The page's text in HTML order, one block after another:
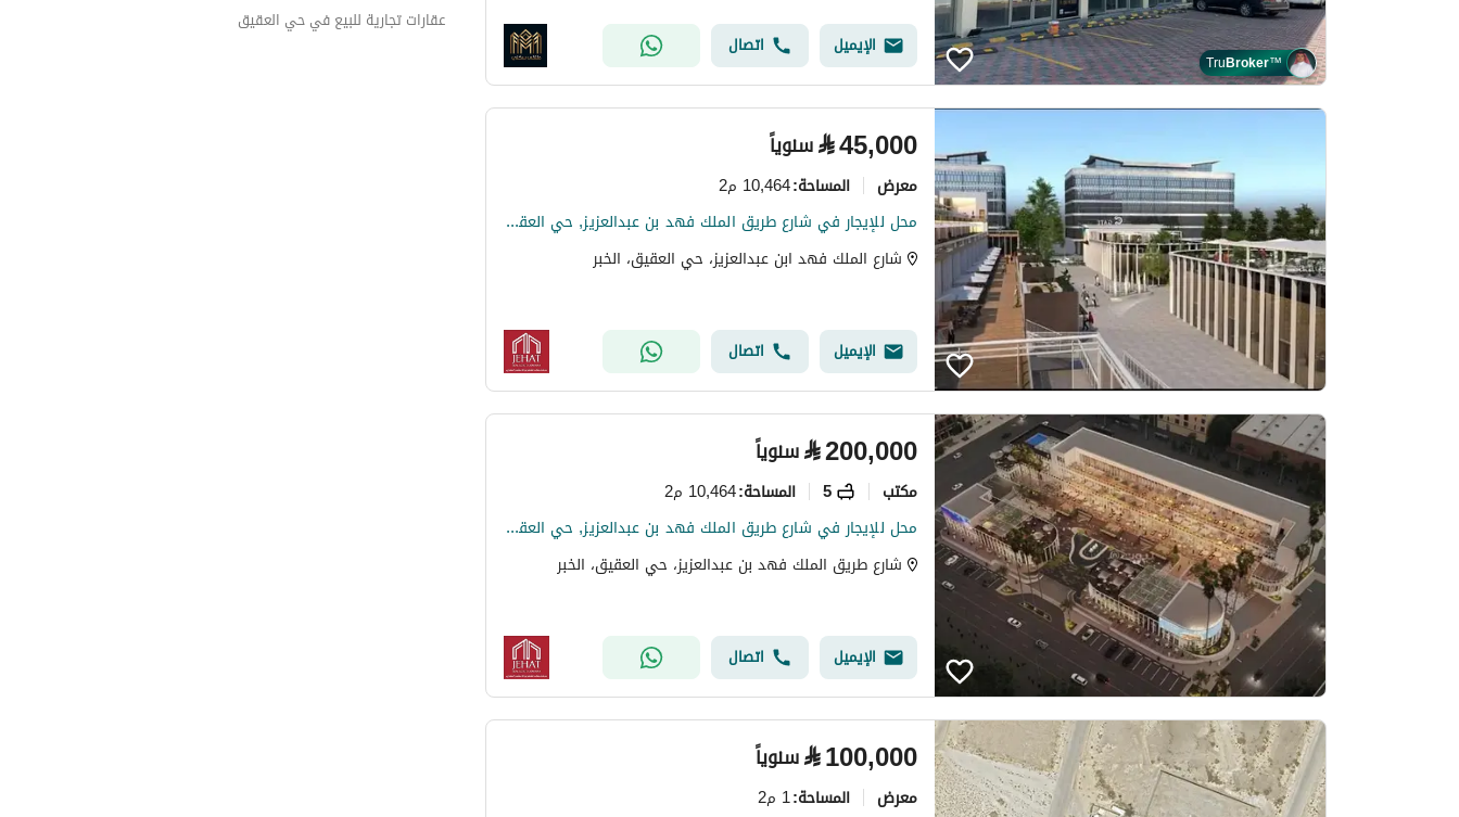
TruBroker™
الإيميل اتصال
⃁45,000 سنوياً
معرض المساحة:10,464 م2
محل للإيجار في شارع طريق الملك فهد بن عبدالعزيز, حي العقيق, مدينة الخبر, المنطقة الشرقية
شارع الملك فهد ابن عبدالعزيز، حي العقيق، الخبر
الإيميل اتصال
⃁200,000 سنوياً
مکتب 5 المساحة:10,464 م2
محل للإيجار في شارع طريق الملك فهد بن عبدالعزيز, حي العقيق, مدينة الخبر, المنطقة الشرقية
شارع طريق الملك فهد بن عبدالعزيز، حي العقيق، الخبر
الإيميل اتصال
⃁100,000 سنوياً
معرض المساحة:1 م2
عقارات تجارية حي التعاون
عقارات تجارية للبيع في حي العقيق